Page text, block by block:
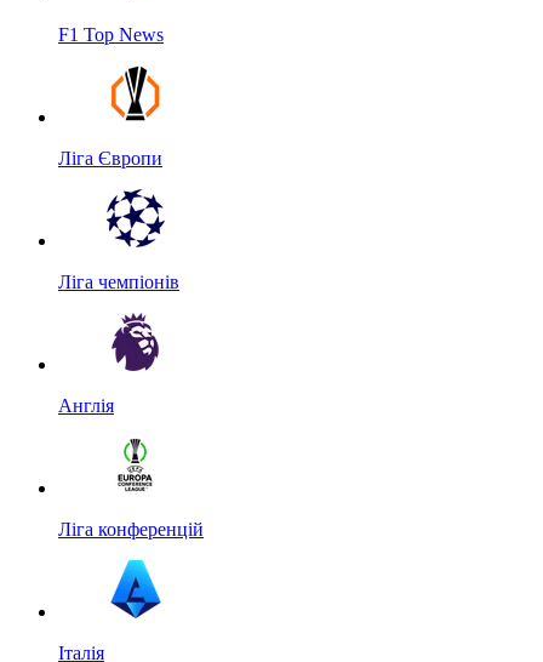
F1 Top News
Ліга Європи
Ліга чемпіонів
Англія
Ліга конференцій
Італія